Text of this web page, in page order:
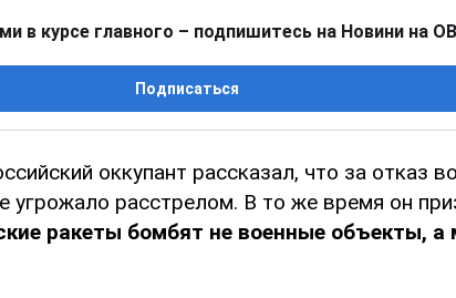
в курсе главного – подпишитесь на Новини на
Подписаться
оккупант рассказал, что за отказ
угрожало расстрелом. В то же время он
ракеты бомбят не военные объекты, а